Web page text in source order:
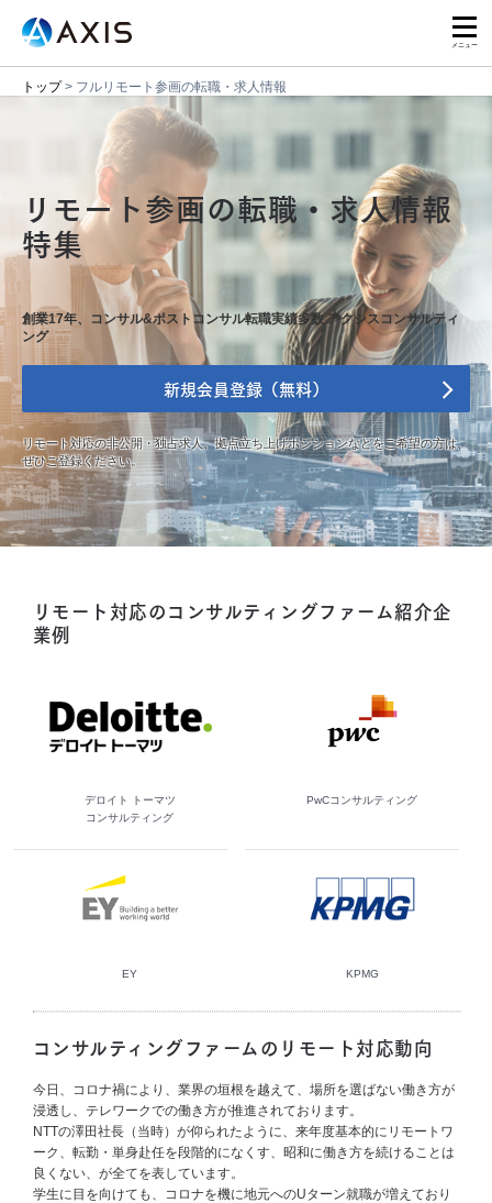
トップ> フルリモート参画の転職・求人情報
リモート参画の転職・求人情報
特集
創業17年、コンサル&ポストコンサル転職実績多数 アクシスコンサルティ
ング
新規会員登録（無料）
リモート対応の非公開・独占求人、拠点立ち上げポジションなどをご希望の方は、
ぜひご登録ください。
リモート対応のコンサルティングファーム紹介企
業例
デロイト トーマツ
コンサルティング
PwCコンサルティング
EY KPMG
コンサルティングファームのリモート対応動向
今日、コロナ禍により、業界の垣根を越えて、場所を選ばない働き方が
浸透し、テレワークでの働き方が推進されております。
NTTの澤田社長（当時）が仰られたように、来年度基本的にリモートワ
ーク、転勤・単身赴任を段階的になくす、昭和に働き方を続けることは
良くない、が全てを表しています。
学生に目を向けても、コロナを機に地元へのUターン就職が増えており